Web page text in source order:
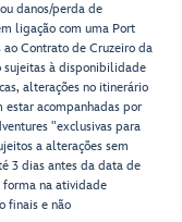
danos/perda de
ligação com uma Port
Contrato de Cruzeiro da
sujeitas à disponibilidade
alterações no itinerário
estar acompanhadas por
"exclusivas para
a alterações sem
3 dias antes da data de
na atividade
finais e não